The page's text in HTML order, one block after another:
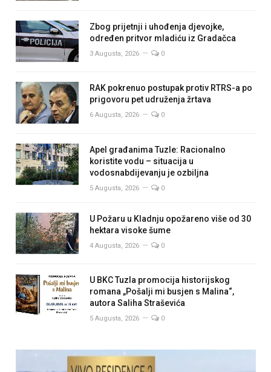
Zbog prijetnji i uhođenja djevojke,
određen pritvor mladiću iz Gradačca
3 Augusta, 2026 0
RAK pokrenuo postupak protiv RTRS-a po
prigovoru pet udruženja žrtava
6 Augusta, 2026 0
Apel građanima Tuzle: Racionalno
koristite vodu – situacija u
vodosnabdijevanju je ozbiljna
5 Augusta, 2026 0
U Požaru u Kladnju opožareno više od 30
hektara visoke šume
4 Augusta, 2026 0
U BKC Tuzla promocija historijskog
romana „Pošalji mi busjen s Malina“,
autora Saliha Straševića
5 Augusta, 2026 0